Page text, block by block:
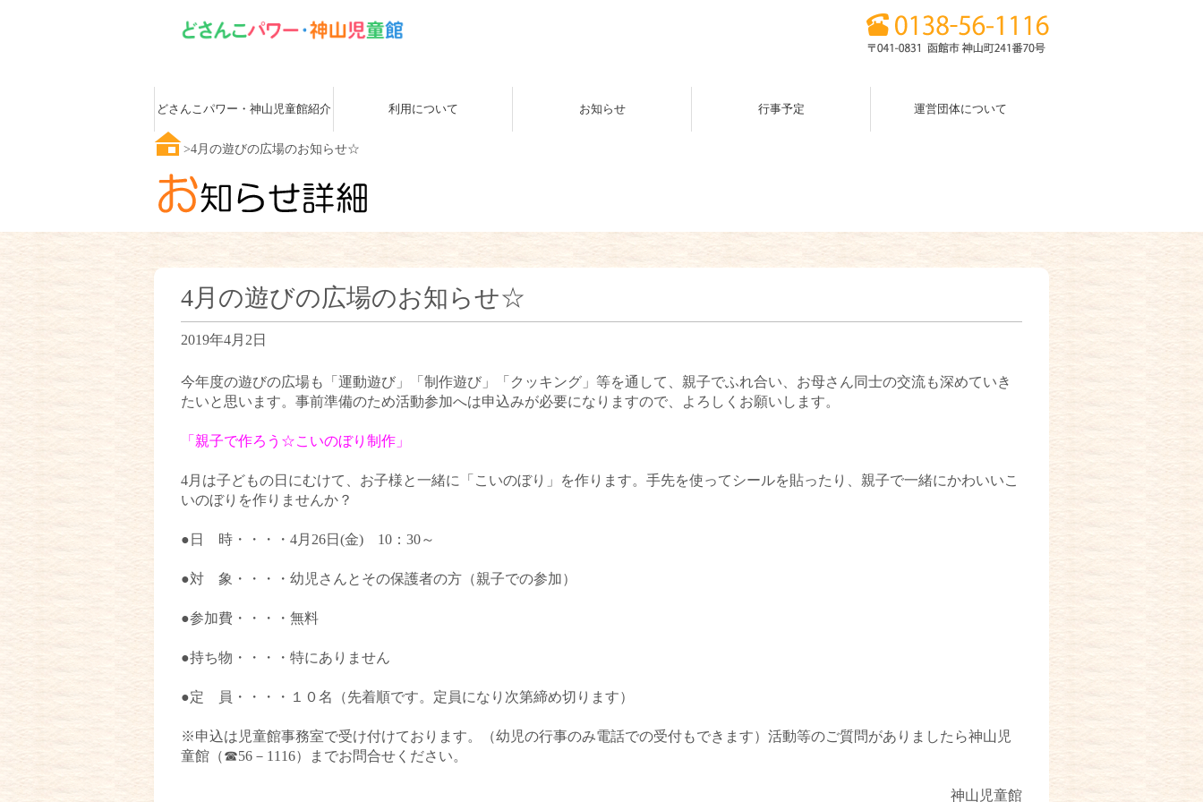
どさんこパワー・神山児童館紹介 利用について お知らせ 行事予定 運営団体について
4月の遊びの広場のお知らせ☆
4月の遊びの広場のお知らせ☆
2019年4月2日
今年度の遊びの広場も「運動遊び」「制作遊び」「クッキング」等を通して、親子でふれ合い、お母さん同士の交流も深めていき
たいと思います。事前準備のため活動参加へは申込みが必要になりますので、よろしくお願いします。
「親子で作ろう☆こいのぼり制作」
4月は子どもの日にむけて、お子様と一緒に「こいのぼり」を作ります。手先を使ってシールを貼ったり、親子で一緒にかわいいこ
いのぼりを作りませんか？
●日 時・・・・4月26日(金) 10：30～
●対 象・・・・幼児さんとその保護者の方（親子での参加）
●参加費・・・・無料
●持ち物・・・・特にありません
●定 員・・・・１０名（先着順です。定員になり次第締め切ります）
※申込は児童館事務室で受け付けております。（幼児の行事のみ電話での受付もできます）活動等のご質問がありましたら神山児
童館（☎56－1116）までお問合せください。
神山児童館